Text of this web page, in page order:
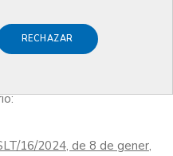
RECHAZAR
16/2024, de 8 de gener,